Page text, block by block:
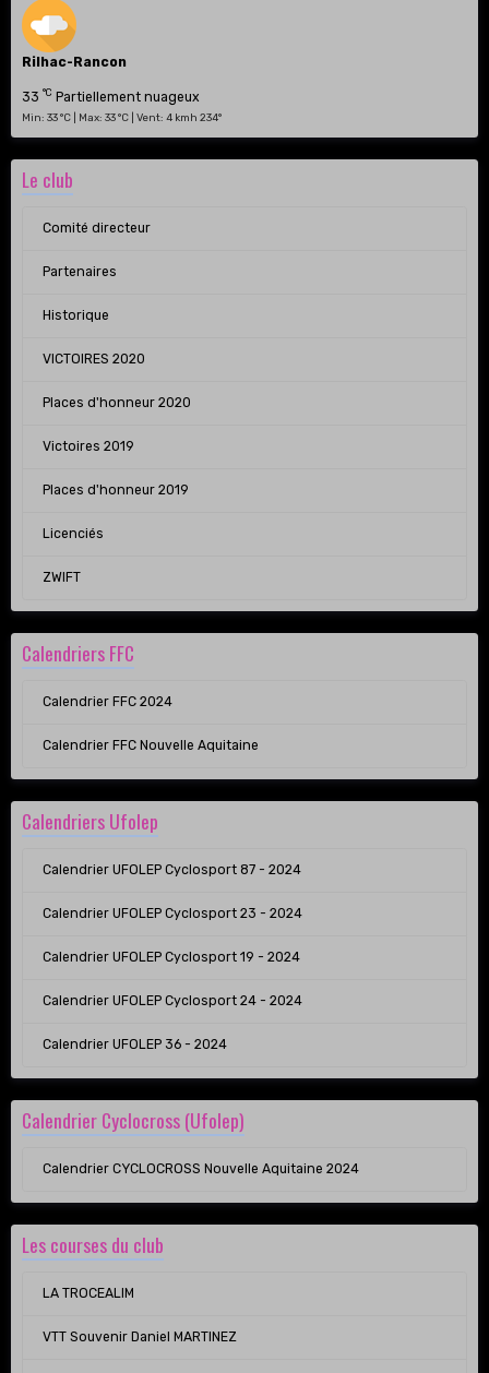
Rilhac-Rancon
33 °C Partiellement nuageux
Min: 33 °C | Max: 33 °C | Vent: 4 kmh 234°
Le club
Comité directeur
Partenaires
Historique
VICTOIRES 2020
Places d'honneur 2020
Victoires 2019
Places d'honneur 2019
Licenciés
ZWIFT
Calendriers FFC
Calendrier FFC 2024
Calendrier FFC Nouvelle Aquitaine
Calendriers Ufolep
Calendrier UFOLEP Cyclosport 87 - 2024
Calendrier UFOLEP Cyclosport 23 - 2024
Calendrier UFOLEP Cyclosport 19 - 2024
Calendrier UFOLEP Cyclosport 24 - 2024
Calendrier UFOLEP 36 - 2024
Calendrier Cyclocross (Ufolep)
Calendrier CYCLOCROSS Nouvelle Aquitaine 2024
Les courses du club
LA TROCEALIM
VTT Souvenir Daniel MARTINEZ